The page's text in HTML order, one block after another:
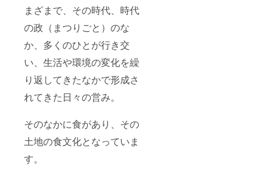
まざまで、その時代、時代
の政（まつりごと）のな
か、多くのひとが行き交
い、生活や環境の変化を繰
り返してきたなかで形成さ
れてきた日々の営み。
そのなかに食があり、その
土地の食文化となっていま
す。